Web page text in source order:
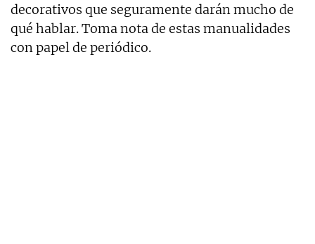
decorativos que seguramente darán mucho de
qué hablar. Toma nota de estas manualidades
con papel de periódico.